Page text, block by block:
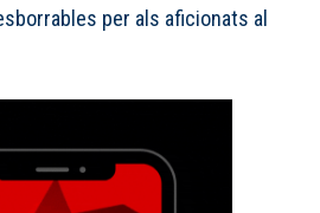
per als aficionats al